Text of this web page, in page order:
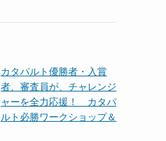
カタパルト優勝者・入賞
者、審査員が、チャレンジ
ャーを全力応援！ カタパ
ルト必勝ワークショップ＆